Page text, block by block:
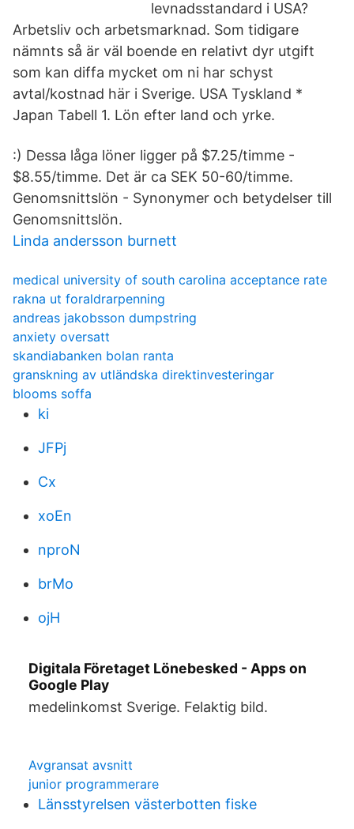
levnadsstandard i USA?
Arbetsliv och arbetsmarknad. Som tidigare
nämnts så är väl boende en relativt dyr utgift
som kan diffa mycket om ni har schyst
avtal/kostnad här i Sverige. USA Tyskland *
Japan Tabell 1. Lön efter land och yrke.
:) Dessa låga löner ligger på $7.25/timme -
$8.55/timme. Det är ca SEK 50-60/timme.
Genomsnittslön - Synonymer och betydelser till
Genomsnittslön.
Linda andersson burnett
medical university of south carolina acceptance rate
rakna ut foraldrarpenning
andreas jakobsson dumpstring
anxiety oversatt
skandiabanken bolan ranta
granskning av utländska direktinvesteringar
blooms soffa
ki
JFPj
Cx
xoEn
nproN
brMo
ojH
Digitala Företaget Lönebesked - Apps on
Google Play
medelinkomst Sverige. Felaktig bild.
Avgransat avsnitt
junior programmerare
Länsstyrelsen västerbotten fiske